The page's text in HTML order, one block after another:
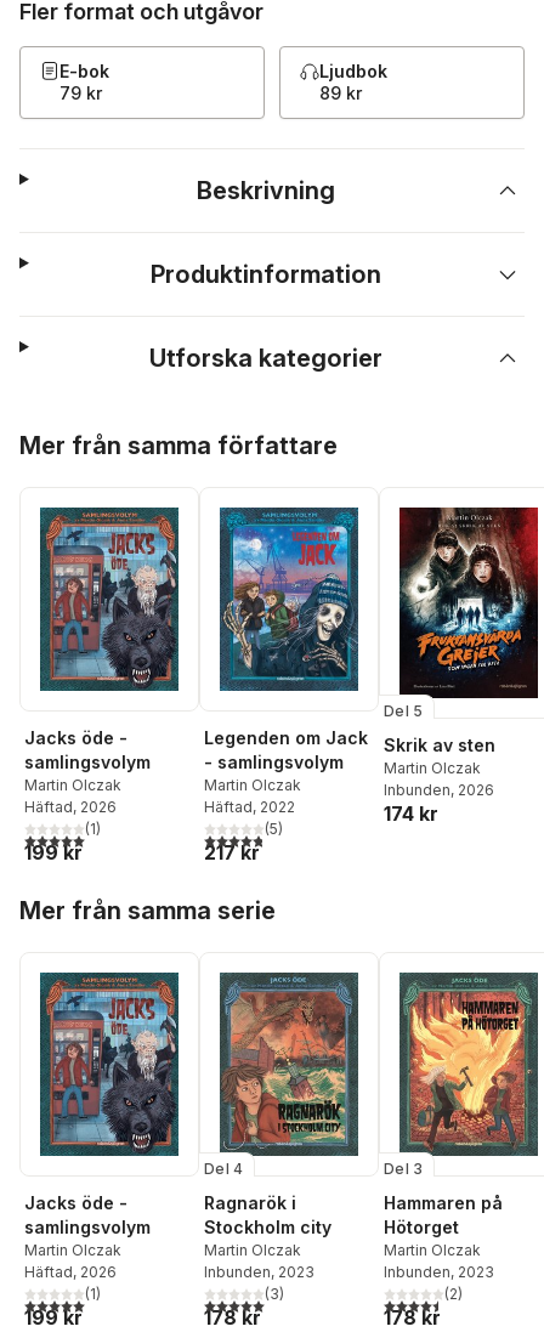
Fler format och utgåvor
E-bok
79 kr
Ljudbok
89 kr
Beskrivning
Produktinformation
Utforska kategorier
Mer från samma författare
Jacks öde -
samlingsvolym
Martin Olczak
Häftad, 2026
5,0utav 5 stjärnor. Totalt antal röster:
(1)
199 kr
Legenden om Jack
- samlingsvolym
Martin Olczak
Häftad, 2022
4,8utav 5 stjärnor. Totalt antal röster:
(5)
217 kr
Del 5
Skrik av sten
Martin Olczak
Inbunden, 2026
174 kr
Mer från samma serie
Jacks öde -
samlingsvolym
Martin Olczak
Häftad, 2026
5,0utav 5 stjärnor. Totalt antal röster:
(1)
199 kr
Del 4
Ragnarök i
Stockholm city
Martin Olczak
Inbunden, 2023
5,0utav 5 stjärnor. Totalt antal röster:
(3)
178 kr
Del 3
Hammaren på
Hötorget
Martin Olczak
Inbunden, 2023
4,5utav 5 stjärnor.
(2)
178 kr